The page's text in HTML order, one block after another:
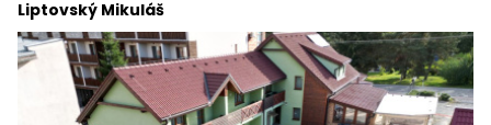
Liptovský Mikuláš